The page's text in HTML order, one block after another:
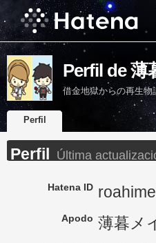
Perfil de 薄
借金地獄からの再生物
Perfil
Perfil Última
Hatena ID
Apodo 薄暮メ